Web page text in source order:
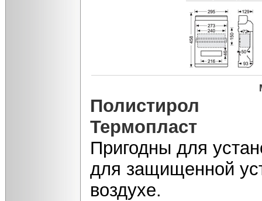
Полистирол
Термопласт
Пригодны для
для защищенной
воздухе.